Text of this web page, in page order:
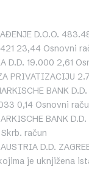
D.O.O.
23,44 Osnovni
D.D. 19.000 2,61
PRIVATIZACIJU
BANK
0,14 Osnovni
BANK
račun
D.D.
je uknjižena